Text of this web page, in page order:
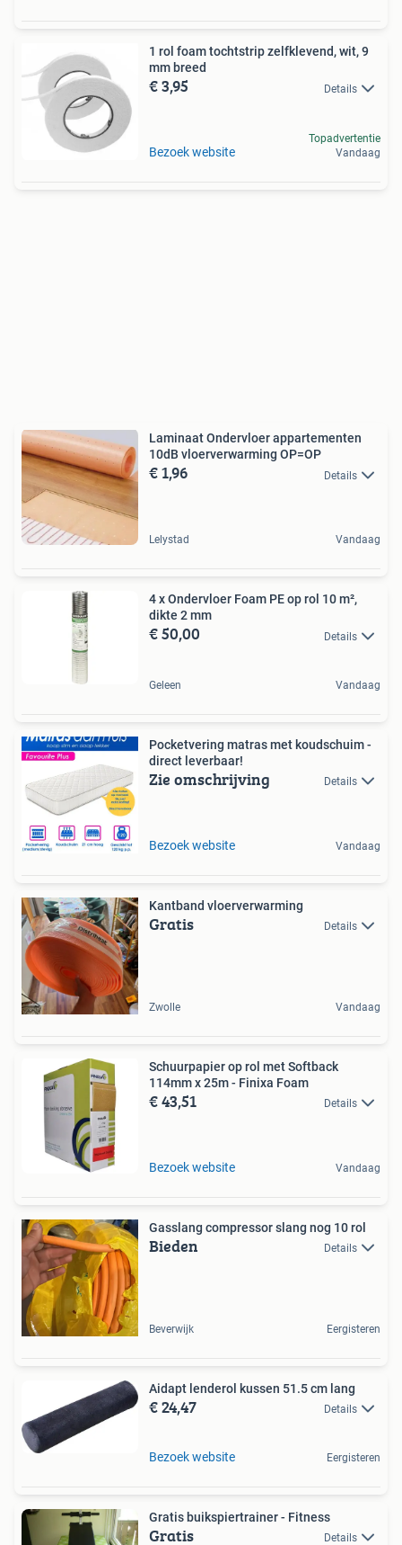
1 rol foam tochtstrip zelfklevend, wit, 9
mm breed
€ 3,95 Details
Bezoek website
Topadvertentie
Vandaag
Laminaat Ondervloer appartementen
10dB vloerverwarming OP=OP
€ 1,96 Details
Lelystad Vandaag
4 x Ondervloer Foam PE op rol 10 m²,
dikte 2 mm
€ 50,00 Details
Geleen Vandaag
Pocketvering matras met koudschuim -
direct leverbaar!
Zie omschrijving Details
Bezoek website Vandaag
Kantband vloerverwarming
Gratis Details
Zwolle Vandaag
Schuurpapier op rol met Softback
114mm x 25m - Finixa Foam
€ 43,51 Details
Bezoek website Vandaag
Gasslang compressor slang nog 10 rol
Bieden Details
Beverwijk Eergisteren
Aidapt lenderol kussen 51.5 cm lang
€ 24,47 Details
Bezoek website Eergisteren
Gratis buikspiertrainer - Fitness
Gratis Details